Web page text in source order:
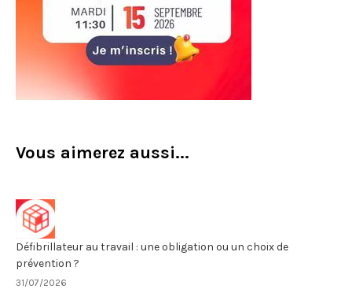
Vous aimerez aussi...
Défibrillateur au travail : une obligation ou un choix de
prévention ?
31/07/2026